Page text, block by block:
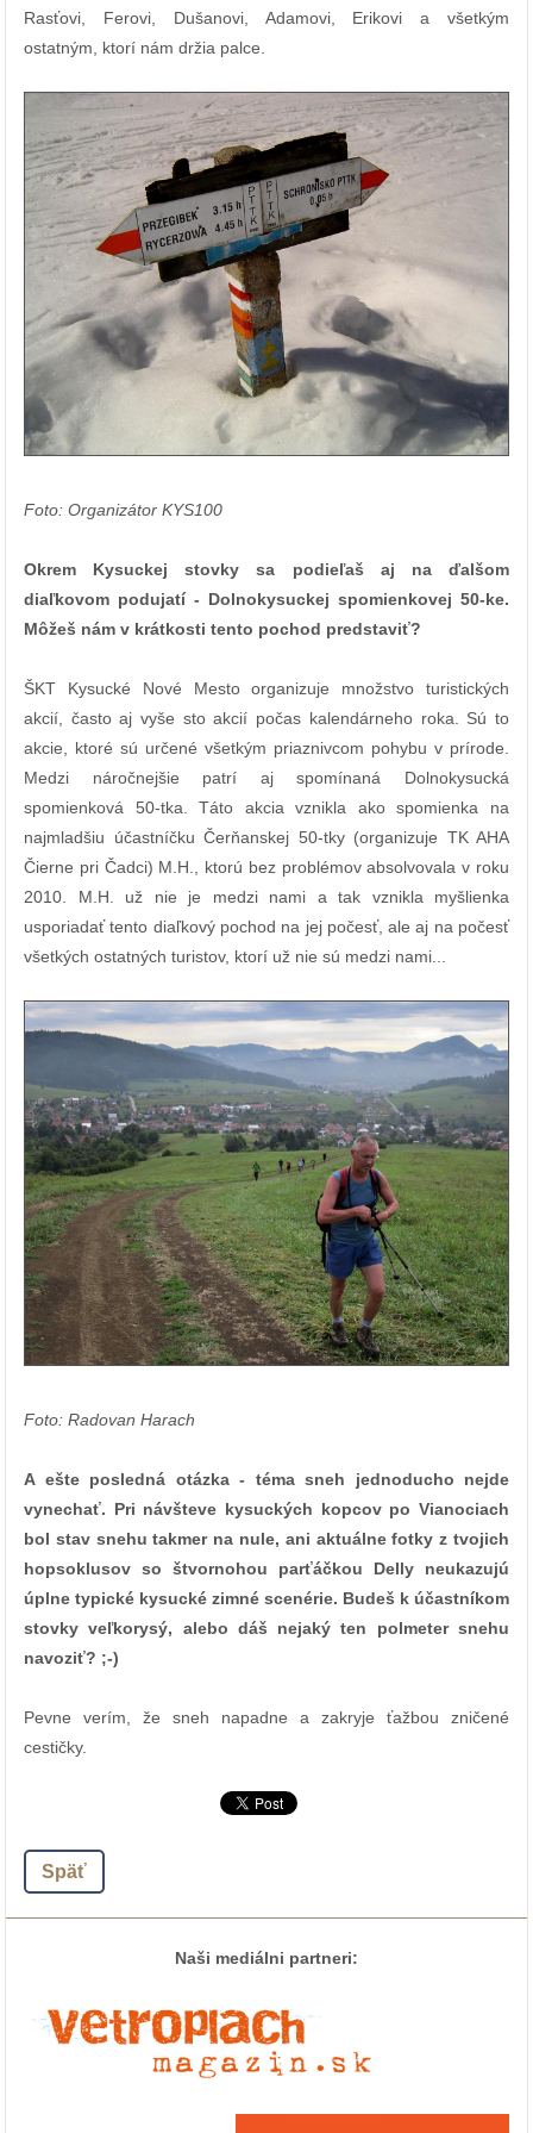
Rasťovi, Ferovi, Dušanovi, Adamovi, Erikovi a všetkým
ostatným, ktorí nám držia palce.
Foto: Organizátor KYS100
Okrem Kysuckej stovky sa podieľaš aj na ďalšom
diaľkovom podujatí - Dolnokysuckej spomienkovej 50-ke.
Môžeš nám v krátkosti tento pochod predstaviť?
ŠKT Kysucké Nové Mesto organizuje množstvo turistických
akcií, často aj vyše sto akcií počas kalendárneho roka. Sú to
akcie, ktoré sú určené všetkým priaznivcom pohybu v prírode.
Medzi náročnejšie patrí aj spomínaná Dolnokysucká
spomienková 50-tka. Táto akcia vznikla ako spomienka na
najmladšiu účastníčku Čerňanskej 50-tky (organizuje TK AHA
Čierne pri Čadci) M.H., ktorú bez problémov absolvovala v roku
2010. M.H. už nie je medzi nami a tak vznikla myšlienka
usporiadať tento diaľkový pochod na jej počesť, ale aj na počesť
všetkých ostatných turistov, ktorí už nie sú medzi nami...
Foto: Radovan Harach
A ešte posledná otázka - téma sneh jednoducho nejde
vynechať. Pri návšteve kysuckých kopcov po Vianociach
bol stav snehu takmer na nule, ani aktuálne fotky z tvojich
hopsoklusov so štvornohou parťáčkou Delly neukazujú
úplne typické kysucké zimné scenérie. Budeš k účastníkom
stovky veľkorysý, alebo dáš nejaký ten polmeter snehu
navoziť? ;-)
Pevne verím, že sneh napadne a zakryje ťažbou zničené
cestičky.
Späť
Naši mediálni partneri: